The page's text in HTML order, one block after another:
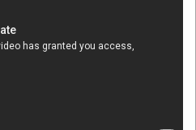
だら…とんでもない事に